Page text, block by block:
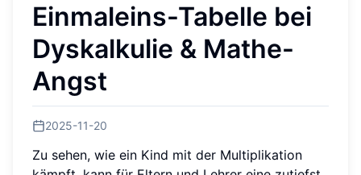
Einmaleins-Tabelle bei
Dyskalkulie & Mathe-
Angst
2025-11-20
Zu sehen, wie ein Kind mit der Multiplikation